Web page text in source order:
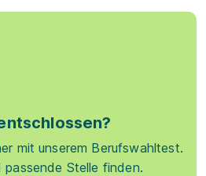
mit unserem Berufswahltest.
passende Stelle finden.